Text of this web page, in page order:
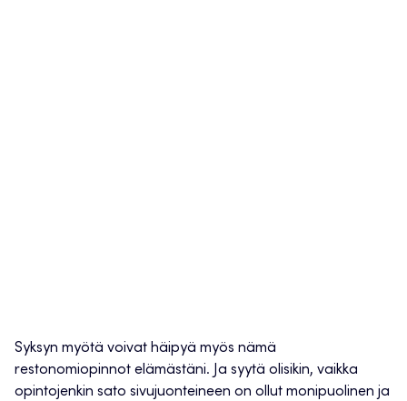
Syksyn myötä voivat häipyä myös nämä
restonomiopinnot elämästäni. Ja syytä olisikin, vaikka
opintojenkin sato sivujuonteineen on ollut monipuolinen ja